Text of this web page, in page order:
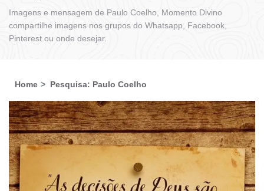
Imagens e mensagem de Paulo Coelho, Momento Divino
compartilhe imagens nos grupos do Whatsapp, Facebook,
Pinterest ou onde desejar.
Home Pesquisa: Paulo Coelho